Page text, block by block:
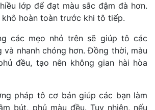
lớp để đạt màu sắc đậm đà hơn.
hoàn toàn trước khi tô tiếp.
các mẹo nhỏ trên sẽ giúp tô các
và nhanh chóng hơn. Đồng thời, màu
đều, tạo nên không gian hài hòa
pháp tô cơ bản giúp các bạn làm
bút, phủ màu đều. Tuy nhiên, nếu